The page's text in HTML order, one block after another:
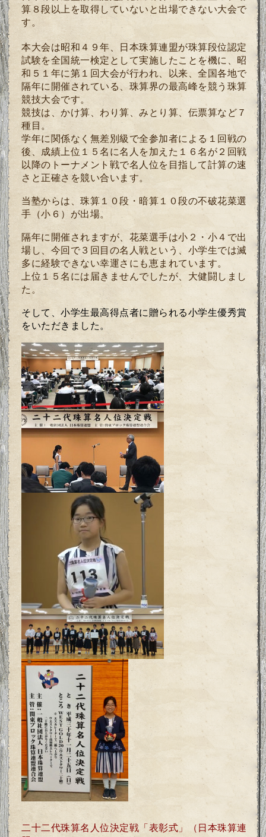
算８段以上を取得していないと出場できない大会で
す。
本大会は昭和４９年、日本珠算連盟が珠算段位認定
試験を全国統一検定として実施したことを機に、昭
和５１年に第１回大会が行われ、以来、全国各地で
隔年に開催されている、珠算界の最高峰を競う珠算
競技大会です。
競技は、かけ算、わり算、みとり算、伝票算など７
種目。
学年に関係なく無差別級で全参加者による１回戦の
後、成績上位１５名に名人を加えた１６名が２回戦
以降のトーナメント戦で名人位を目指して計算の速
さと正確さを競い合います。
当塾からは、珠算１０段・暗算１０段の不破花菜選
手（小６）が出場。
隔年に開催されますが、花菜選手は小２・小４で出
場し、今回で３回目の名人戦という、小学生では滅
多に経験できない幸運さにも恵まれています。
上位１５名には届きませんでしたが、大健闘しまし
た。
そして、小学生最高得点者に贈られる小学生優秀賞
をいただきました。
二十二代珠算名人位決定戦「表彰式」（日本珠算連